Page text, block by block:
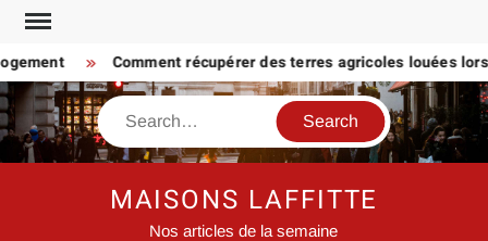
Skip
content
Comment récupérer des terres agricoles louées
Search
MAISONS LAFFITTE
Nos articles de la semaine